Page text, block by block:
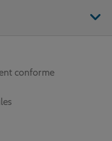
conforme